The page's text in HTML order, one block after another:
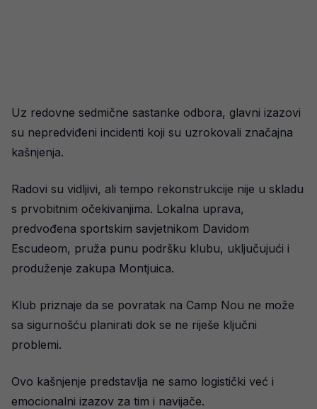
Uz redovne sedmične sastanke odbora, glavni izazovi
su nepredviđeni incidenti koji su uzrokovali značajna
kašnjenja.
Radovi su vidljivi, ali tempo rekonstrukcije nije u skladu
s prvobitnim očekivanjima. Lokalna uprava,
predvođena sportskim savjetnikom Davidom
Escudeom, pruža punu podršku klubu, uključujući i
produženje zakupa Montjuica.
Klub priznaje da se povratak na Camp Nou ne može
sa sigurnošću planirati dok se ne riješe ključni
problemi.
Ovo kašnjenje predstavlja ne samo logistički već i
emocionalni izazov za tim i navijače.